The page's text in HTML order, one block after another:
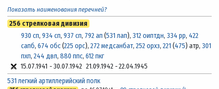
Показать наименования перечней?
256 стрелковая дивизия
930 сп, 934 сп, 937 сп, 792 ап (531 лап), 312 оиптдн, 334 рр, 422
сапб, 674 обс(225 орс), 272 медсанбат, 252 орхз, 221 (475) атр, 301
пхп, 244 двл, 880 ппс, 612 пкг
15.07.1941 -30.07.1942 21.09.1942 -22.04.1945
531 легкий артиллерийский полк